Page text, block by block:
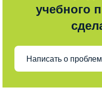
учебного
Написать о